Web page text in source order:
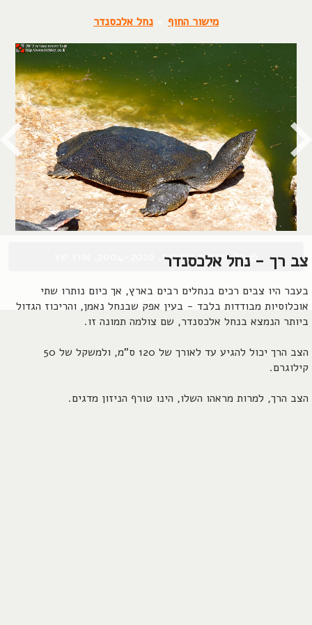
מישור החוף נחל אלכסנדר
צב רך - נחל אלכסנדר
בעבר היו צבים רכים בנחלים רבים בארץ, אך כיום נותרו שתי
אוכלוסיות מבודדות בלבד - בעין אפק שבנחל נאמן, והריכוז הגדול
ביותר הנמצא בנחל אלכסנדר, שם צולמה תמונה זו.
הצב הרך יכול להגיע עד לאורך של 120 ס"מ, ולמשקל של 50
קילוגרם.
הצב הרך, למרות מראהו השלו, הינו טורף הניזון מדגים.
© כל הזכויות שמורות, 2004-2026, אורן שץ